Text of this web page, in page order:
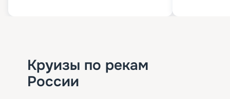
Круизы по рекам
России